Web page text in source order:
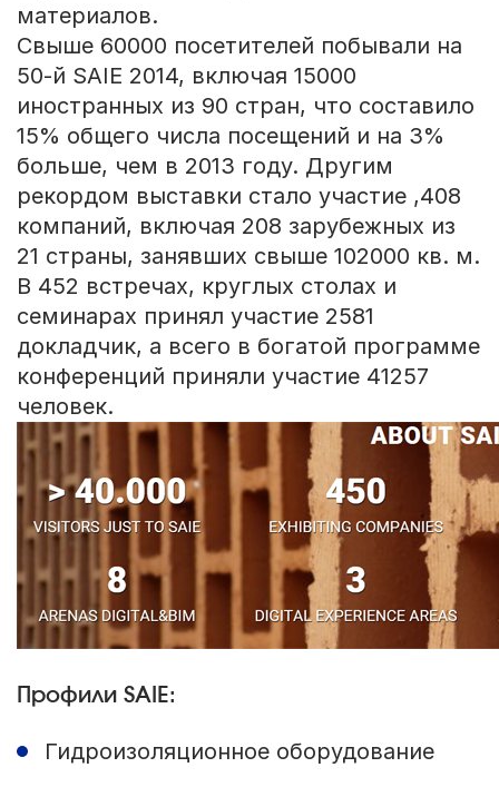
материалов.
Свыше 60000 посетителей побывали на
50-й SAIE 2014, включая 15000
иностранных из 90 стран, что составило
15% общего числа посещений и на 3%
больше, чем в 2013 году. Другим
рекордом выставки стало участие ,408
компаний, включая 208 зарубежных из
21 страны, занявших свыше 102000 кв. м.
В 452 встречах, круглых столах и
семинарах принял участие 2581
докладчик, а всего в богатой программе
конференций приняли участие 41257
человек.
Профили SAIE:
Гидроизоляционное оборудование